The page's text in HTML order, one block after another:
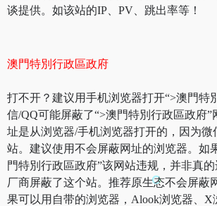
谈提供。如该站的IP、PV、跳出率等！
澳門特別行政區政府
打不开？建议用手机浏览器打开“>澳門特
信/QQ可能屏蔽了“>澳門特別行政區政府”
址是从浏览器/手机浏览器打开的，因为微
站。建议使用不会屏蔽网址的浏览器。如
門特別行政區政府”该网站违规，并非真
厂商屏蔽了这个站。推荐原生态不会屏蔽
果可以用自带的浏览器，Alook浏览器、